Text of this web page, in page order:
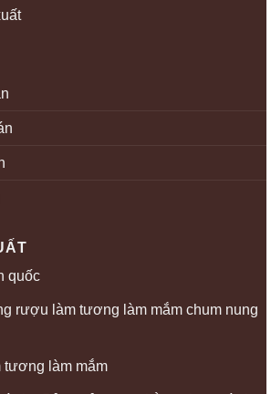
quốc
rượu làm tương làm mắm chum nung
tương làm mắm